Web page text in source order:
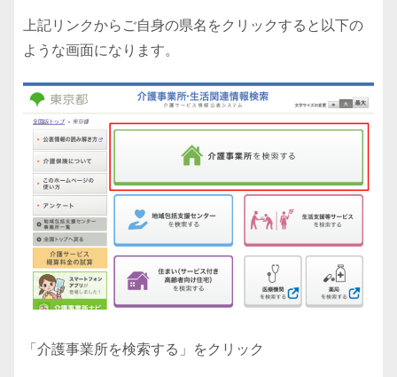
上記リンクからご自身の県名をクリックすると以下の
ような画面になります。
「介護事業所を検索する」をクリック